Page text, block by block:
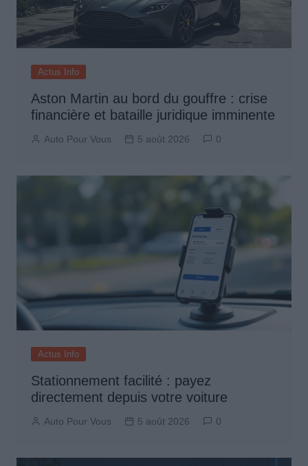
Actus Info
Aston Martin au bord du gouffre : crise
financière et bataille juridique imminente
Auto Pour Vous 5 août 2026 0
Actus Info
Stationnement facilité : payez
directement depuis votre voiture
Auto Pour Vous 5 août 2026 0